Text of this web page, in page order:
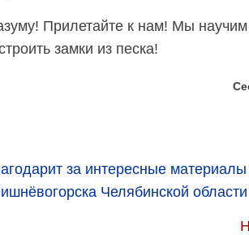
Прилетайте к нам! Мы
замки из песка!
за интересные
Челябинской